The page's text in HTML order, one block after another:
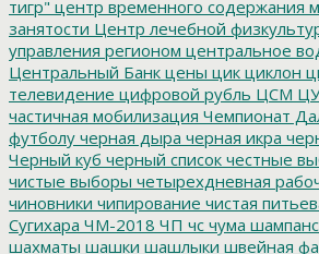
тигр" центр временного содержания
занятости Центр лечебной
управления регионом центральное
Центральный Банк цены цик циклон
телевидение цифровой рубль ЦСМ
частичная мобилизация Чемпионат
футболу черная дыра черная икра
Черный куб черный список честные
чистые выборы четырехдневная
чиновники чипирование чистая
Сугихара ЧМ-2018 ЧП чс чума
шахматы шашки шашлыки швейная